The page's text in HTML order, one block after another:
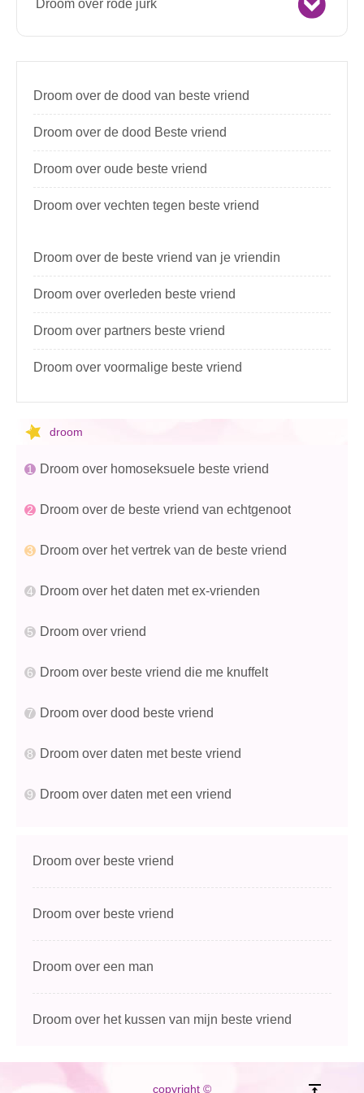
Droom over rode jurk
Droom over de dood van beste vriend
Droom over de dood Beste vriend
Droom over oude beste vriend
Droom over vechten tegen beste vriend
Droom over de beste vriend van je vriendin
Droom over overleden beste vriend
Droom over partners beste vriend
Droom over voormalige beste vriend
droom
Droom over homoseksuele beste vriend
Droom over de beste vriend van echtgenoot
Droom over het vertrek van de beste vriend
Droom over het daten met ex-vrienden
Droom over vriend
Droom over beste vriend die me knuffelt
Droom over dood beste vriend
Droom over daten met beste vriend
Droom over daten met een vriend
Droom over beste vriend
Droom over beste vriend
Droom over een man
Droom over het kussen van mijn beste vriend
copyright ©